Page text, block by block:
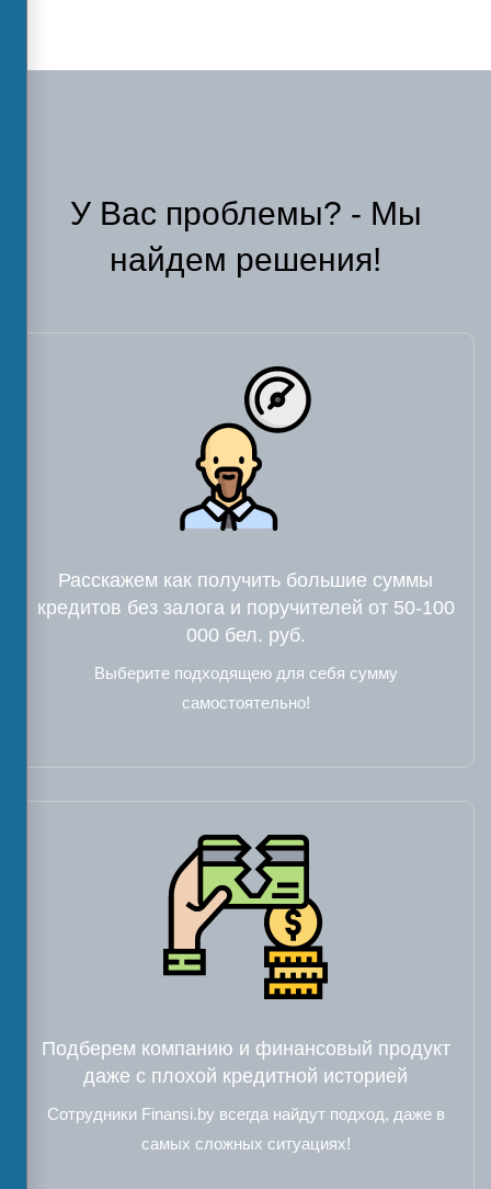
У Вас проблемы? - Мы
найдем решения!
Расскажем как получить большие суммы
кредитов без залога и поручителей от 50-100
000 бел. руб.
Выберите подходящею для себя сумму
самостоятельно!
Подберем компанию и финансовый продукт
даже с плохой кредитной историей
Сотрудники Finansi.by всегда найдут подход, даже в
самых сложных ситуациях!